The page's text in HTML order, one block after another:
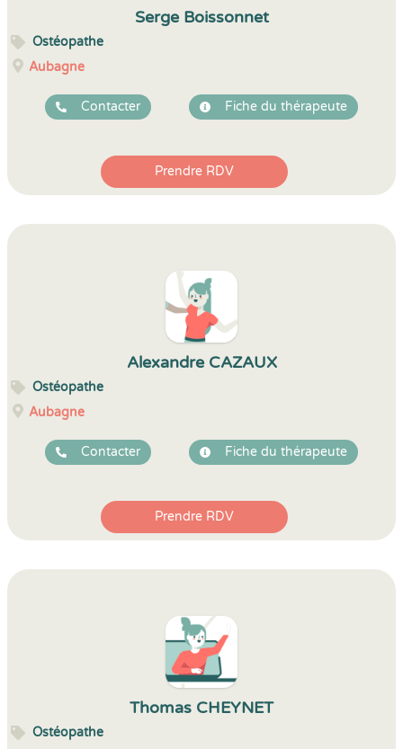
Serge Boissonnet
Ostéopathe
Aubagne
Contacter Fiche du thérapeute
Prendre RDV
Alexandre CAZAUX
Ostéopathe
Aubagne
Contacter Fiche du thérapeute
Prendre RDV
Thomas CHEYNET
Ostéopathe